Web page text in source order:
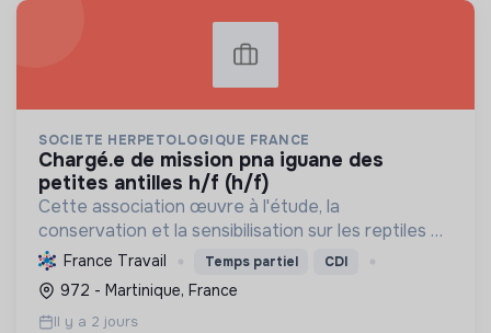
SOCIETE HERPETOLOGIQUE FRANCE
chargé.e de mission pna iguane des
petites antilles h/f (h/f)
Cette association œuvre à l'étude, la
conservation et la sensibilisation sur les reptiles et
amphibiens. Elle protège ces espèces et leurs
habitats, améliore les connaissances scientifiques
et promeut...
France Travail Temps partiel CDI
972 - Martinique, France
Il y a 2 jours